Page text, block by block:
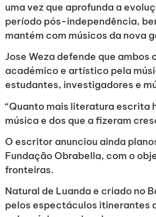
uma vez que aprofunda a
período pós-independência,
mantém com músicos da nova
Jose Weza defende que
académico e artístico pela
estudantes, investigadores e
“Quanto mais literatura escrita
música e dos que a fizeram
O escritor anunciou ainda
Fundação Obrabella, com o
fronteiras.
Natural de Luanda e criado no
pelos espectáculos itinerantes